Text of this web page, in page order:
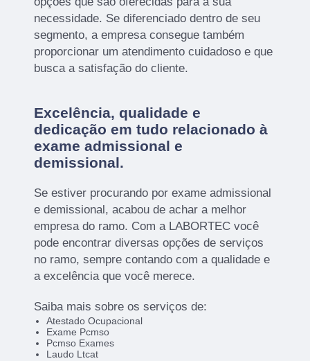
necessidade. Se diferenciado dentro de seu
segmento, a empresa consegue também
proporcionar um atendimento cuidadoso e que
busca a satisfação do cliente.
Excelência, qualidade e
dedicação em tudo relacionado à
exame admissional e
demissional.
Se estiver procurando por exame admissional
e demissional, acabou de achar a melhor
empresa do ramo. Com a LABORTEC você
pode encontrar diversas opções de serviços
no ramo, sempre contando com a qualidade e
a excelência que você merece.
Saiba mais sobre os serviços de:
Atestado Ocupacional
Exame Pcmso
Pcmso Exames
Laudo Ltcat